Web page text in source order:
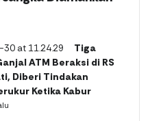
Tiga
ATM Beraksi di RS
Diberi Tindakan
Ketika Kabur